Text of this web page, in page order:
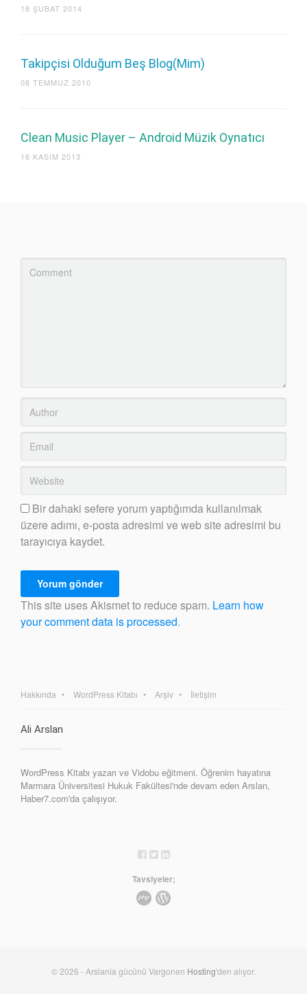
18 ŞUBAT 2014
Takipçisi Olduğum Beş Blog(Mim)
08 TEMMUZ 2010
Clean Music Player – Android Müzik Oynatıcı
16 KASIM 2013
Bir dahaki sefere yorum yaptığımda kullanılmak
üzere adımı, e-posta adresimi ve web site adresimi bu
tarayıcıya kaydet.
This site uses Akismet to reduce spam. Learn how
your comment data is processed.
Hakkında WordPress Kitabı Arşiv İletişim
Ali Arslan
WordPress Kitabı yazarı ve Vidobu eğitmeni. Öğrenim hayatına
Marmara Üniversitesi Hukuk Fakültesi'nde devam eden Arslan,
Haber7.com'da çalışıyor.
Tavsiyeler;
© 2026 - Arslania gücünü Vargonen Hosting'den alıyor.